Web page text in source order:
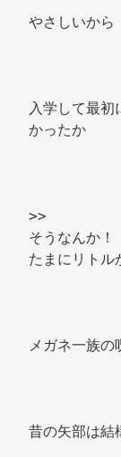
やさしいから
入学して最初
かったか
>>
そうなんか！
たまにリトル
メガネ一族の
昔の矢部は結